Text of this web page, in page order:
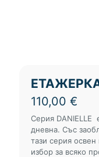
ЕТАЖЕРКА
110,00 €
Серия DANIELLE
дневна. Със
тази серия
избор за всяко